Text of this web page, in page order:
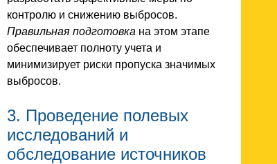
контролю и снижению выбросов.
Правильная подготовка на этом этапе
обеспечивает полноту учета и
минимизирует риски пропуска значимых
выбросов.
3. Проведение полевых
исследований и
обследование источников